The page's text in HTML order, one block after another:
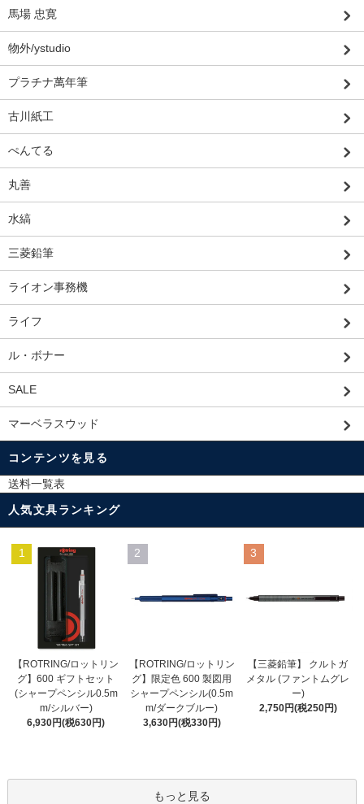
馬場 忠寛
物外/ystudio
プラチナ萬年筆
古川紙工
ぺんてる
丸善
水縞
三菱鉛筆
ライオン事務機
ライフ
ル・ボナー
SALE
マーベラスウッド
コンテンツを見る
送料一覧表
人気文具ランキング
1
【ROTRING/ロットリン
グ】600 ギフトセット
(シャープペンシル0.5m
m/シルバー)
6,930円(税630円)
2
【ROTRING/ロットリン
グ】限定色 600 製図用
シャープペンシル(0.5m
m/ダークブルー)
3,630円(税330円)
3
【三菱鉛筆】 クルトガ
メタル (ファントムグレ
ー)
2,750円(税250円)
もっと見る